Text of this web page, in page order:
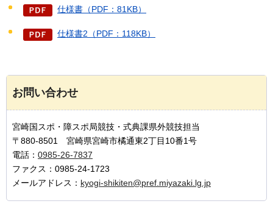
仕様書（PDF：81KB）
仕様書2（PDF：118KB）
お問い合わせ
宮崎国スポ・障スポ局競技・式典課県外競技担当
〒880-8501 宮崎県宮崎市橘通東2丁目10番1号
電話： 0985-26-7837
ファクス：0985-24-1723
メールアドレス： kyogi-shikiten@pref.miyazaki.lg.jp